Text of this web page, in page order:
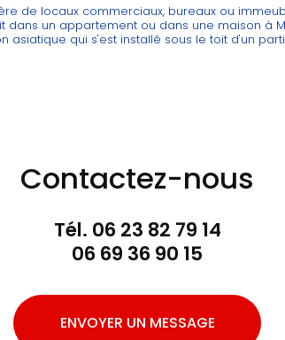
de locaux commerciaux, bureaux ou
dans un appartement ou dans une maison à
asiatique qui s'est installé sous le toit d'un
Contactez-nous
Tél. 06 23 82 79 14
06 69 36 90 15
ENVOYER UN MESSAGE